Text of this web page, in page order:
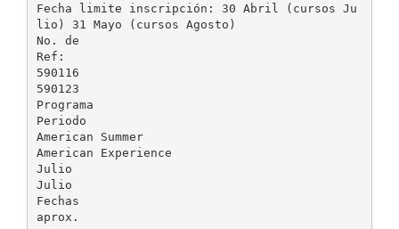
Fecha limite inscripción: 30 Abril (cursos Ju
lio) 31 Mayo (cursos Agosto)
No. de
Ref:
590116
590123
Programa
Periodo
American Summer
American Experience
Julio
Julio
Fechas
aprox.